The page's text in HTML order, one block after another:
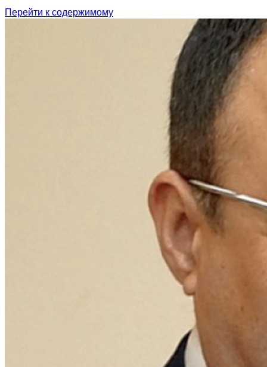
Перейти к содержимому